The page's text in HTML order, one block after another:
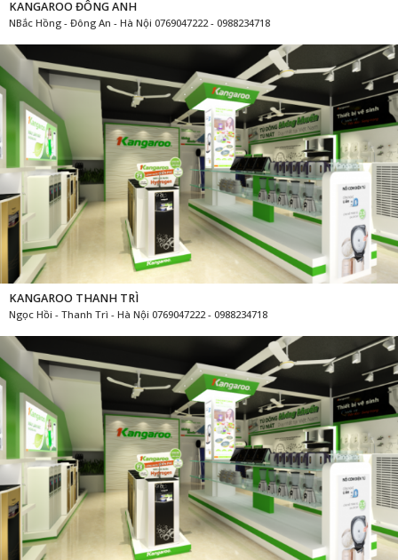
KANGAROO ĐÔNG ANH
NBắc Hồng - Đông An - Hà Nội 0769047222 - 0988234718
KANGAROO THANH TRÌ
Ngọc Hồi - Thanh Trì - Hà Nội 0769047222 - 0988234718